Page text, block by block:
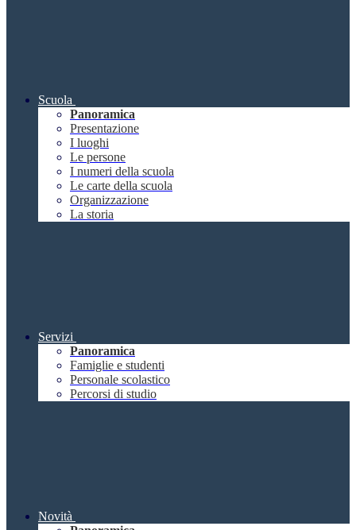
Scuola
Panoramica
Presentazione
I luoghi
Le persone
I numeri della scuola
Le carte della scuola
Organizzazione
La storia
Servizi
Panoramica
Famiglie e studenti
Personale scolastico
Percorsi di studio
Novità